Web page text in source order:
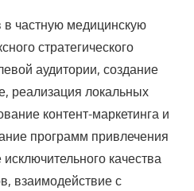
частную медицинскую
стратегического
аудитории, создание
реализация локальных
контент-маркетинга и
программ привлечения
качества
взаимодействие с